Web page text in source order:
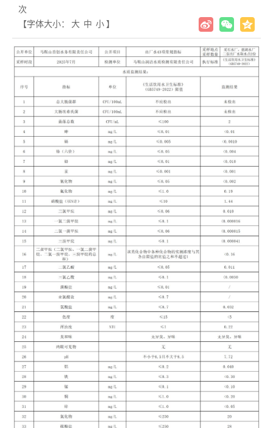
次
【字体大小：
大 中 小 】